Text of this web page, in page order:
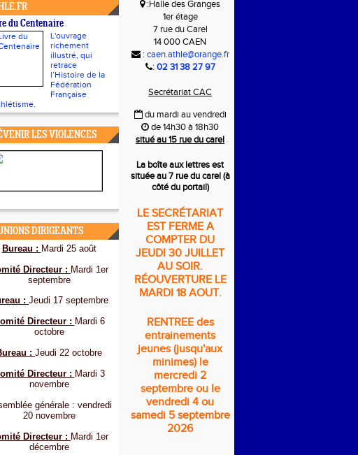
du Centenaire
L'ouvrage
richement
illustré, qui
retrace
l’Histoire de la
Fédération
Française
LES VIOLENCES
DIRIGEANTS
Bureau : Mardi 25 août
Directeur : Mardi 1er
septembre
: Jeudi 17 septembre
Directeur : Mardi 6
octobre
: Jeudi 22 octobre
Directeur : Mardi 3
novembre
générale : vendredi
20 novembre
Directeur : Mardi 1er
décembre
:Halle des Granges
1er étage
7 rue du Carel
14 000 CAEN
: caen.athle@orange.fr
: 02 31 38 27 97
Secrétariat CAC
du mardi au vendredi
de 14h30 à 18h30
situé au 15 rue du carel
La boîte aux lettres est
située au 7 rue du carel (à
côté du portail)
LE SECRÉTARIAT
EST FERME A
COMPTER DU
JEUDI 30 JUILLET
AU SOIR.
RÉOUVERTURE LE
MARDI 18 AOUT.
RENTREE des
entrainements
jeunes (jusqu'aux
minimes) le
mercredi 2
septembre ou le
vendredi 4 ou
samedi 5 septembre
2026